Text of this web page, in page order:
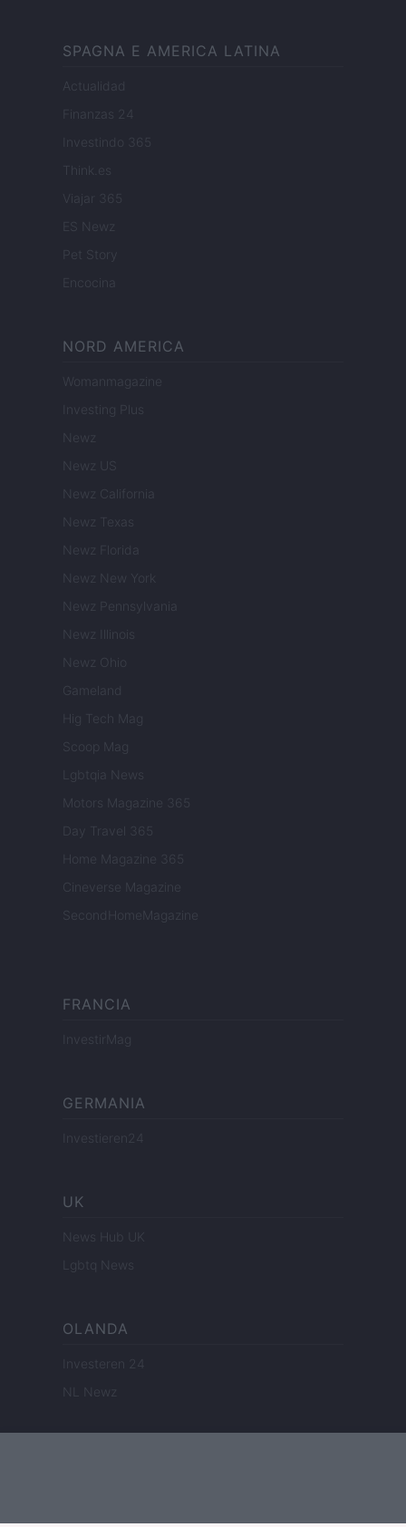
SPAGNA E AMERICA LATINA
Actualidad
Finanzas 24
Investindo 365
Think.es
Viajar 365
ES Newz
Pet Story
Encocina
NORD AMERICA
Womanmagazine
Investing Plus
Newz
Newz US
Newz California
Newz Texas
Newz Florida
Newz New York
Newz Pennsylvania
Newz Illinois
Newz Ohio
Gameland
Hig Tech Mag
Scoop Mag
Lgbtqia News
Motors Magazine 365
Day Travel 365
Home Magazine 365
Cineverse Magazine
SecondHomeMagazine
FRANCIA
InvestirMag
GERMANIA
Investieren24
UK
News Hub UK
Lgbtq News
OLANDA
Investeren 24
NL Newz